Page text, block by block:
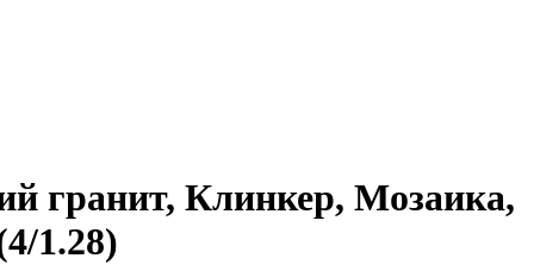
гранит, Клинкер, Мозаика,
1.28)